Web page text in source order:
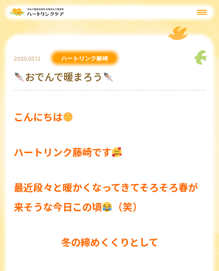
2025.03.12 ハートリンク藤崎
おでんで暖まろう
こんにちは
ハートリンク藤崎です
最近段々と暖かくなってきてそろそろ春が
来そうな今日この頃
（笑）
冬の締めくくりとして